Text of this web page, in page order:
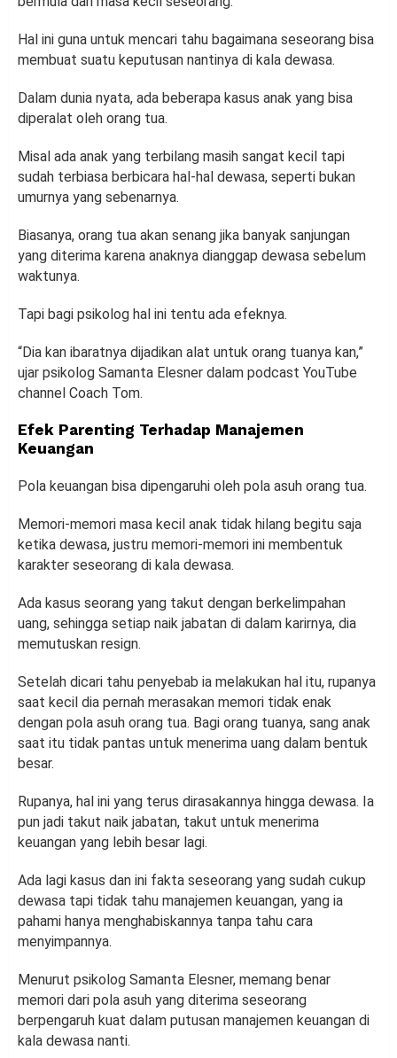
Hal ini guna untuk mencari tahu bagaimana seseorang bisa
membuat suatu keputusan nantinya di kala dewasa.
Dalam dunia nyata, ada beberapa kasus anak yang bisa
diperalat oleh orang tua.
Misal ada anak yang terbilang masih sangat kecil tapi
sudah terbiasa berbicara hal-hal dewasa, seperti bukan
umurnya yang sebenarnya.
Biasanya, orang tua akan senang jika banyak sanjungan
yang diterima karena anaknya dianggap dewasa sebelum
waktunya.
Tapi bagi psikolog hal ini tentu ada efeknya.
“Dia kan ibaratnya dijadikan alat untuk orang tuanya kan,”
ujar psikolog Samanta Elesner dalam podcast YouTube
channel Coach Tom.
Efek Parenting Terhadap Manajemen
Keuangan
Pola keuangan bisa dipengaruhi oleh pola asuh orang tua.
Memori-memori masa kecil anak tidak hilang begitu saja
ketika dewasa, justru memori-memori ini membentuk
karakter seseorang di kala dewasa.
Ada kasus seorang yang takut dengan berkelimpahan
uang, sehingga setiap naik jabatan di dalam karirnya, dia
memutuskan resign.
Setelah dicari tahu penyebab ia melakukan hal itu, rupanya
saat kecil dia pernah merasakan memori tidak enak
dengan pola asuh orang tua. Bagi orang tuanya, sang anak
saat itu tidak pantas untuk menerima uang dalam bentuk
besar.
Rupanya, hal ini yang terus dirasakannya hingga dewasa. Ia
pun jadi takut naik jabatan, takut untuk menerima
keuangan yang lebih besar lagi.
Ada lagi kasus dan ini fakta seseorang yang sudah cukup
dewasa tapi tidak tahu manajemen keuangan, yang ia
pahami hanya menghabiskannya tanpa tahu cara
menyimpannya.
Menurut psikolog Samanta Elesner, memang benar
memori dari pola asuh yang diterima seseorang
berpengaruh kuat dalam putusan manajemen keuangan di
kala dewasa nanti.